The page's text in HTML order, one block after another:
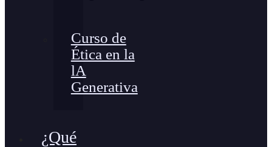
Curso de
Ética en la
lA
Generativa
¿Qué